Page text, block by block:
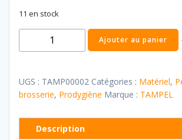
11 en stock
quantité
de
WC
inox
Ajouter au panier
UGS : TAMP00002 Catégories : Matériel,
brosserie, Prodygiène Marque : TAMPEL
Description